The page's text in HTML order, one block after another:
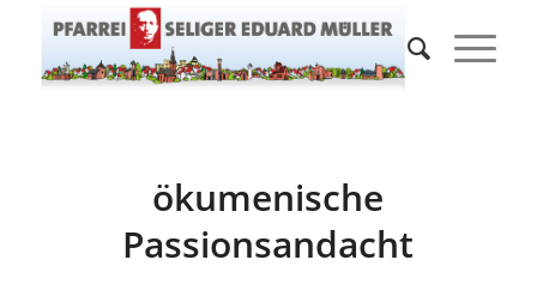
ökumenische
Passionsandacht